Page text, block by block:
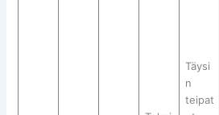
Täysi
n
teipat